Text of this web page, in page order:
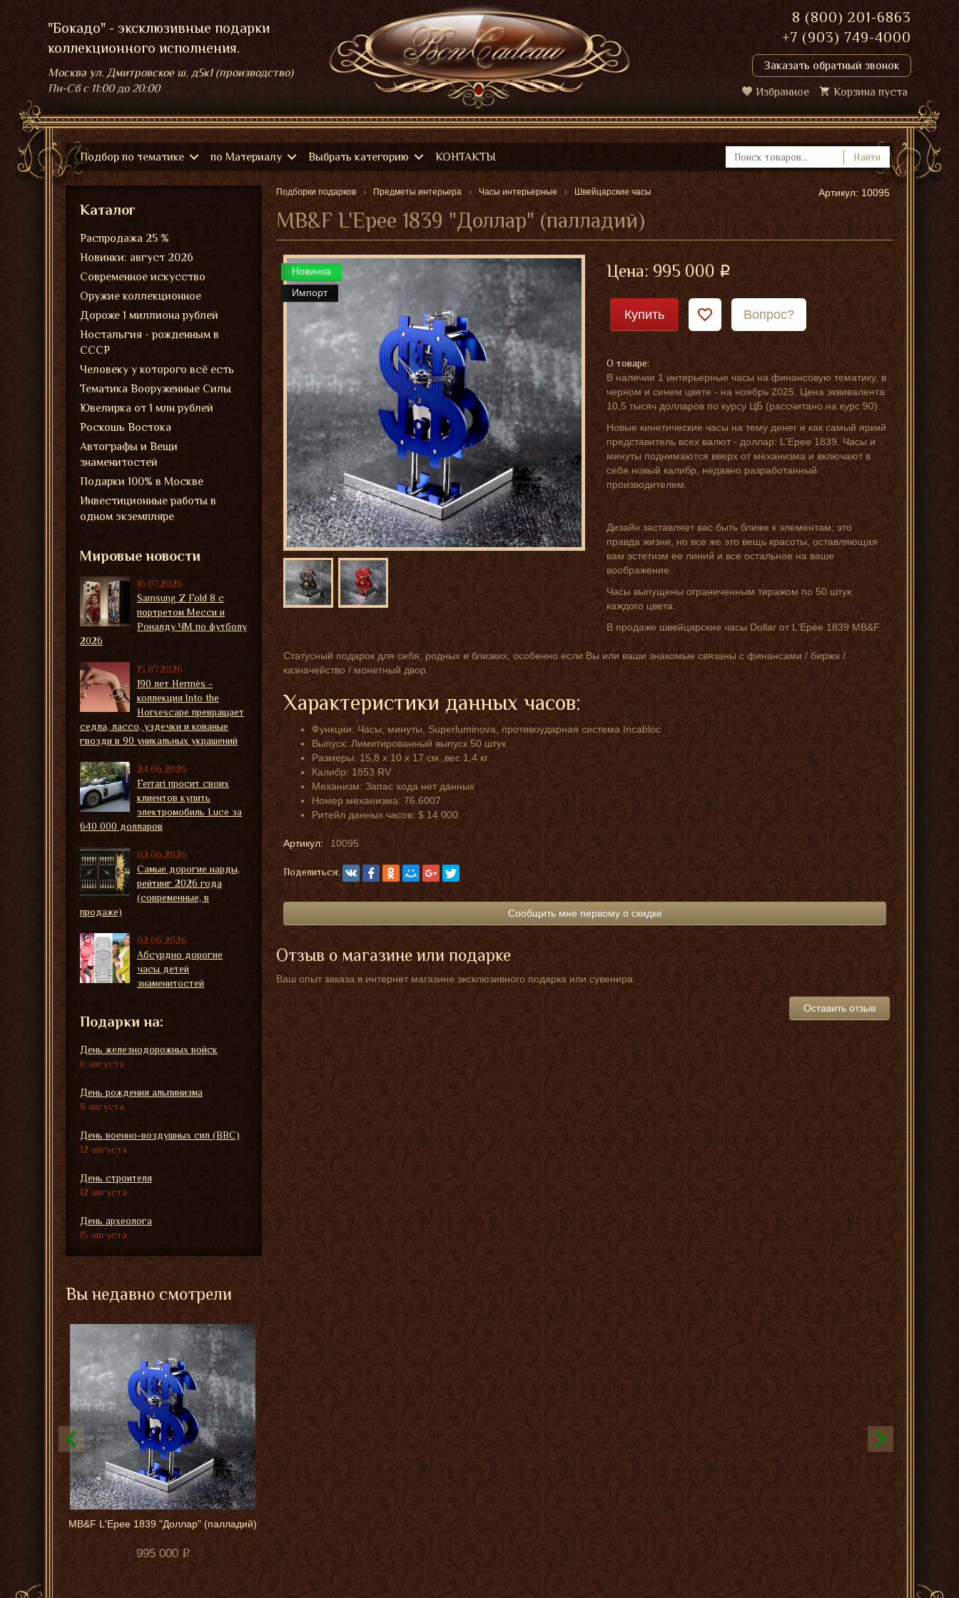
"Бокадо" - эксклюзивные подарки
коллекционного исполнения.
Москва ул. Дмитровское ш. д5к1 (производство)
Пн-Сбс 11:00 до 20:00
8 (800) 201-6863
+7 (903) 749-4000
Заказать обратный звонок
Избранное Корзина пуста
Подбор по тематике по Материалу Выбрать категорию КОНТАКТЫ Найти
Подборки подарков Предметы интерьера Часы интерьерные Швейцарские часы
MB&F L'Epee 1839 "Доллар" (палладий)
Артикул: 10095
Новинка
Импорт
Цена:995 000
Купить Вопрос?
О товаре:
В наличии 1 интерьерные часы на финансовую тематику, в
черном и синем цвете - на ноябрь 2025. Цена эквивалента
10,5 тысяч долларов по курсу ЦБ (рассчитано на курс 90).
Новые кинетические часы на тему денег и как самый яркий
представитель всех валют - доллар: L'Epee 1839. Часы и
минуты поднимаются вверх от механизма и включают в
себя новый калибр, недавно разработанный
производителем.
Дизайн заставляет вас быть ближе к элементам; это
правда жизни, но все же это вещь красоты, оставляющая
вам эстетизм ее линий и все остальное на ваше
воображение.
Часы выпущены ограниченным тиражом по 50 штук
каждого цвета.
В продаже швейцарские часы Dollar от L'Epée 1839 MB&F.
Статусный подарок для себя, родных и близких, особенно если Вы или ваши знакомые связаны с финансами / биржа /
казначейство / монетный двор.
Характеристики данных часов:
Функции: Часы, минуты, Superluminova, противоударная система Incabloc
Выпуск: Лимитированный выпуск 50 штук
Размеры: 15,8 х 10 х 17 см ,вес 1,4 кг
Калибр: 1853 RV
Механизм: Запас хода нет данных
Номер механизма: 76.6007
Ритейл данных часов: $ 14 000
Артикул: 10095
Поделиться:
Сообщить мне первому о скидке
Отзыв о магазине или подарке
Ваш опыт заказа в интернет магазине эксклюзивного подарка или сувенира.
Оставить отзыв
Каталог
Распродажа 25 %
Новинки: август 2026
Современное искусство
Оружие коллекционное
Дороже 1 миллиона рублей
Ностальгия - рожденным в
СССР
Человеку у которого всё есть
Тематика Вооруженные Силы
Ювелирка от 1 млн рублей
Роскошь Востока
Автографы и Вещи
знаменитостей
Подарки 100% в Москве
Инвестиционные работы в
одном экземпляре
Мировые новости
16.07.2026
Samsung Z Fold 8 с
портретом Месси и
Роналду ЧМ по футболу
2026
15.07.2026
190 лет Hermès -
коллекция Into the
Horsescape превращает
седла, лассо, уздечки и кованые
гвозди в 90 уникальных украшений
24.06.2026
Ferrari просит своих
клиентов купить
электромобиль Luce за
640 000 долларов
02.06.2026
Самые дорогие нарды,
рейтинг 2026 года
(современные, в
продаже)
02.06.2026
Абсурдно дорогие
часы детей
знаменитостей
Подарки на:
День железнодорожных войск
6 августа
День рождения альпинизма
8 августа
День военно-воздушных сил (ВВС)
12 августа
День строителя
12 августа
День археолога
15 августа
Вы недавно смотрели
MB&F L'Epee 1839 "Доллар" (палладий)
995 000